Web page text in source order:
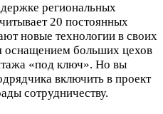
региональных
20 постоянных
новые технологии в своих
оснащением больших цехов
«под ключ». Но вы
включить в проект
сотрудничеству.